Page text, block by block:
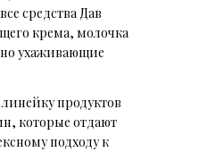
средства Дав
крема, молочка
ухаживающие
продуктов
которые отдают
подходу к